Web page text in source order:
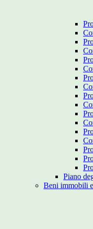
Piano
Beni immobili